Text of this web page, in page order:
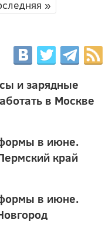
»
и зарядные
в Москве
в июне.
край
в июне.